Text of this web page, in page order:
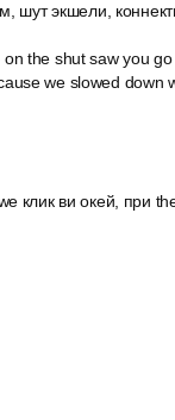
экшели,
the shut saw you go
we slowed down
клик ви окей, при